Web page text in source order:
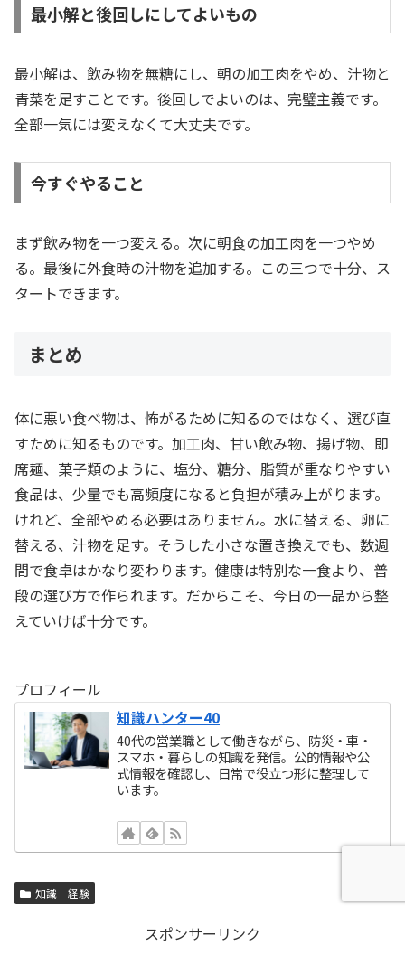
最小解と後回しにしてよいもの
最小解は、飲み物を無糖にし、朝の加工肉をやめ、汁物と
青菜を足すことです。後回しでよいのは、完璧主義です。
全部一気には変えなくて大丈夫です。
今すぐやること
まず飲み物を一つ変える。次に朝食の加工肉を一つやめ
る。最後に外食時の汁物を追加する。この三つで十分、ス
タートできます。
まとめ
体に悪い食べ物は、怖がるために知るのではなく、選び直
すために知るものです。加工肉、甘い飲み物、揚げ物、即
席麺、菓子類のように、塩分、糖分、脂質が重なりやすい
食品は、少量でも高頻度になると負担が積み上がります。
けれど、全部やめる必要はありません。水に替える、卵に
替える、汁物を足す。そうした小さな置き換えでも、数週
間で食卓はかなり変わります。健康は特別な一食より、普
段の選び方で作られます。だからこそ、今日の一品から整
えていけば十分です。
プロフィール
知識ハンター40
40代の営業職として働きながら、防災・車・
スマホ・暮らしの知識を発信。公的情報や公
式情報を確認し、日常で役立つ形に整理して
います。
知識 経験
スポンサーリンク